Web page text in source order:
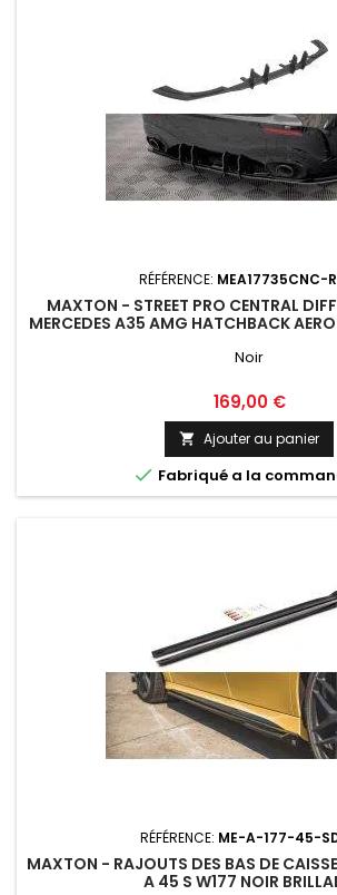
RÉFÉRENCE: MEA17735CNC-
MAXTON - STREET PRO CENTRAL
MERCEDES A35 AMG HATCHBACK
Noir
Prix
169,00 €
 Ajouter au panier
 Fabriqué a la
RÉFÉRENCE: ME-A-177-45-
MAXTON - RAJOUTS DES BAS DE
A 45 S W177 NOIR